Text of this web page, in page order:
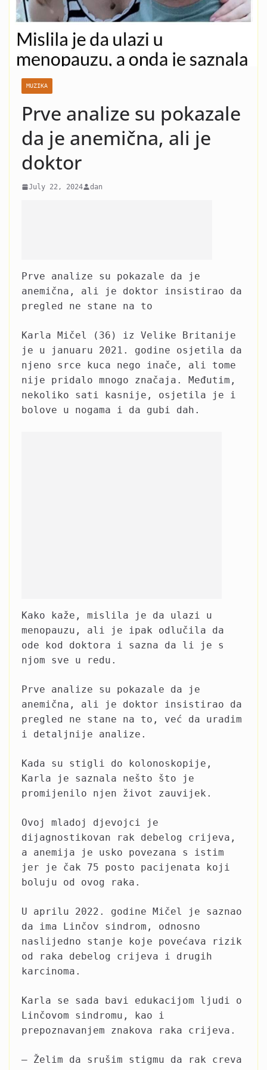
nasilje i krah: Evo koja žena
je razlog kraha braka Čede
se radi neće vam bit dobro!
MUZIKA
Prve analize su pokazale
da je anemična, ali je
doktor
July 22, 2024 dan
Prve analize su pokazale da je
anemična, ali je doktor insistirao da
pregled ne stane na to
Karla Mičel (36) iz Velike Britanije
je u januaru 2021. godine osjetila da
njeno srce kuca nego inače, ali tome
nije pridalo mnogo značaja. Međutim,
nekoliko sati kasnije, osjetila je i
bolove u nogama i da gubi dah.
Kako kaže, mislila je da ulazi u
menopauzu, ali je ipak odlučila da
ode kod doktora i sazna da li je s
njom sve u redu.
Prve analize su pokazale da je
anemična, ali je doktor insistirao da
pregled ne stane na to, već da uradim
i detaljnije analize.
Kada su stigli do kolonoskopije,
Karla je saznala nešto što je
promijenilo njen život zauvijek.
Ovoj mladoj djevojci je
dijagnostikovan rak debelog crijeva,
a anemija je usko povezana s istim
jer je čak 75 posto pacijenata koji
boluju od ovog raka.
U aprilu 2022. godine Mičel je saznao
da ima Linčov sindrom, odnosno
naslijedno stanje koje povećava rizik
od raka debelog crijeva i drugih
karcinoma.
Karla se sada bavi edukacijom ljudi o
Linčovom sindromu, kao i
prepoznavanjem znakova raka crijeva.
– Želim da srušim stigmu da rak creva